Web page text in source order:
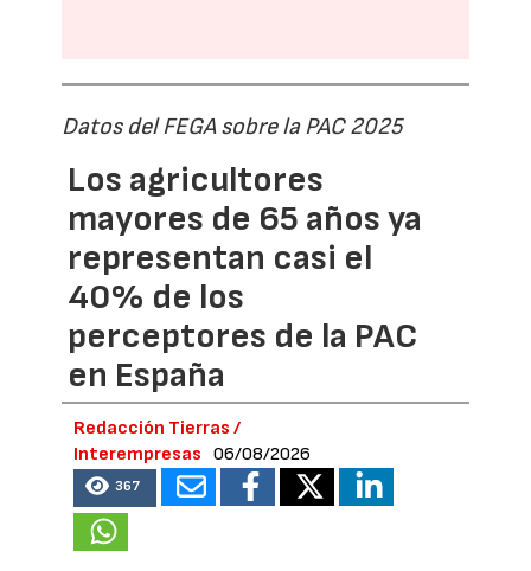
Datos del FEGA sobre la PAC 2025
Los agricultores
mayores de 65 años ya
representan casi el
40% de los
perceptores de la PAC
en España
Redacción Tierras /
Interempresas
06/08/2026
367